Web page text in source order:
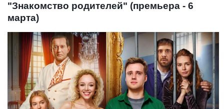
"Знакомство родителей" (премьера - 6
марта)